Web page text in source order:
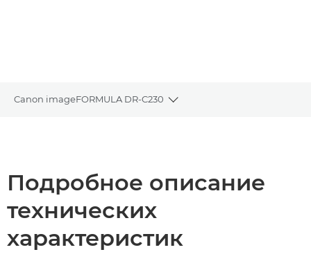
Canon imageFORMULA DR-C230
Toggle breadcrumbs
Подробное описание
технических
характеристик